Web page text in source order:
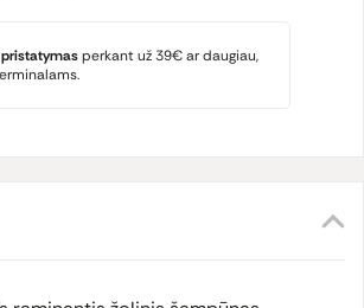
perkant už 39€ ar daugiau,